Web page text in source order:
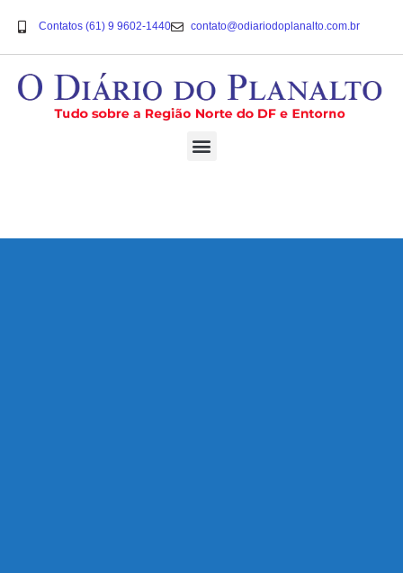
Contatos (61) 9 9602-1440 contato@odiariodoplanalto.com.br